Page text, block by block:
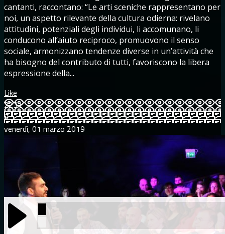
cantanti, raccontano: “Le arti sceniche rappresentano per
noi, un aspetto rilevante della cultura odierna: rivelano
attitudini, potenziali degli individui, li accomunano, li
conducono all’aiuto reciproco, promuovono il senso
sociale, armonizzano tendenze diverse in un’attività che
ha bisogno del contributo di tutti, favoriscono la libera
espressione della...
Like
2231
0
venerdì, 01 marzo 2019